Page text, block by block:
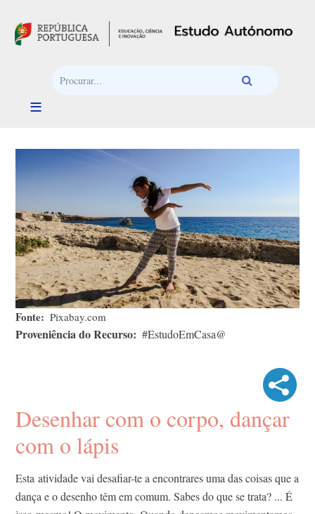
Fonte Pixabay.com
Proveniência do Recurso #EstudoEmCasa@
Desenhar com o corpo, dançar
com o lápis
Esta atividade vai desafiar-te a encontrares uma das coisas que a
dança e o desenho têm em comum. Sabes do que se trata? ... É